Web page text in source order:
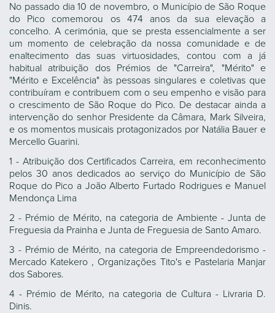
No passado dia 10 de novembro, o Município de São Roque
do Pico comemorou os 474 anos da sua elevação a
concelho. A cerimónia, que se presta essencialmente a ser
um momento de celebração da nossa comunidade e de
enaltecimento das suas virtuosidades, contou com a já
habitual atribuição dos Prémios de "Carreira", "Mérito" e
"Mérito e Excelência" às pessoas singulares e coletivas que
contribuíram e contribuem com o seu empenho e visão para
o crescimento de São Roque do Pico. De destacar ainda a
intervenção do senhor Presidente da Câmara, Mark Silveira,
e os momentos musicais protagonizados por Natália Bauer e
Mercello Guarini.
1 - Atribuição dos Certificados Carreira, em reconhecimento
pelos 30 anos dedicados ao serviço do Município de São
Roque do Pico a João Alberto Furtado Rodrigues e Manuel
Mendonça Lima
2 - Prémio de Mérito, na categoria de Ambiente - Junta de
Freguesia da Prainha e Junta de Freguesia de Santo Amaro.
3 - Prémio de Mérito, na categoria de Empreendedorismo -
Mercado Katekero , Organizações Tito's e Pastelaria Manjar
dos Sabores.
4 - Prémio de Mérito, na categoria de Cultura - Livraria D.
Dinis.